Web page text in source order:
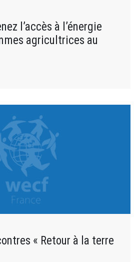
l’accès à l’énergie
agricultrices au
« Retour à la terre